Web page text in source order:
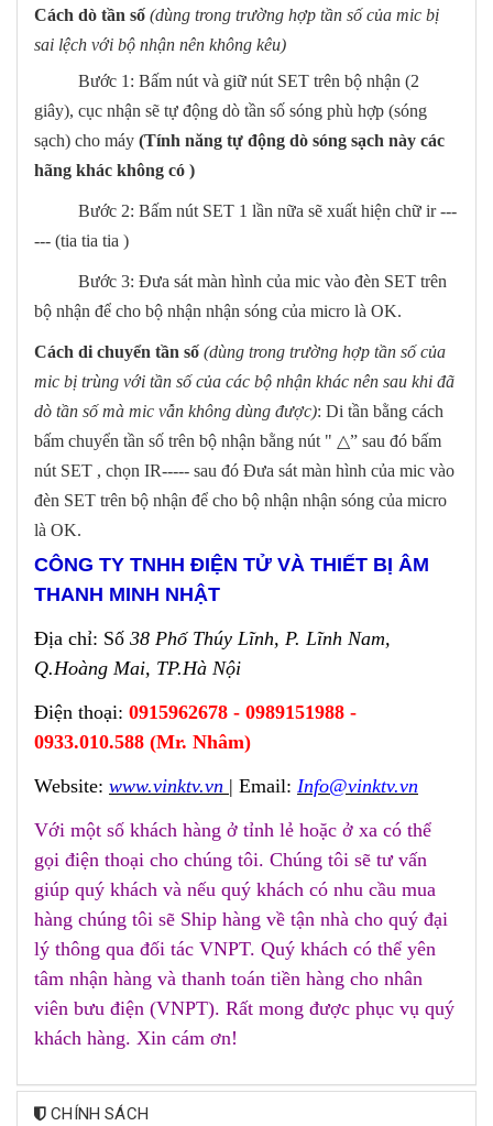
Cách dò tần số (dùng trong trường hợp tần số của mic bị
sai lệch với bộ nhận nên không kêu)
Bước 1: Bấm nút và giữ nút SET trên bộ nhận (2
giây), cục nhận sẽ tự động dò tần số sóng phù hợp (sóng
sạch) cho máy (Tính năng tự động dò sóng sạch này các
hãng khác không có )
Bước 2: Bấm nút SET 1 lần nữa sẽ xuất hiện chữ ir ---
--- (tia tia tia )
Bước 3: Đưa sát màn hình của mic vào đèn SET trên
bộ nhận để cho bộ nhận nhận sóng của micro là OK.
Cách di chuyển tần số (dùng trong trường hợp tần số của
mic bị trùng với tần số của các bộ nhận khác nên sau khi đã
dò tần số mà mic vẫn không dùng được): Di tần bằng cách
bấm chuyển tần số trên bộ nhận bằng nút " △” sau đó bấm
nút SET , chọn IR----- sau đó Đưa sát màn hình của mic vào
đèn SET trên bộ nhận để cho bộ nhận nhận sóng của micro
là OK.
CÔNG TY TNHH ĐIỆN TỬ VÀ THIẾT BỊ ÂM
THANH MINH NHẬT
Địa chỉ: Số 38 Phố Thúy Lĩnh, P. Lĩnh Nam,
Q.Hoàng Mai, TP.Hà Nội
Điện thoại: 0915962678 - 0989151988 -
0933.010.588 (Mr. Nhâm)
Website: www.vinktv.vn | Email: Info@vinktv.vn
Với một số khách hàng ở tỉnh lẻ hoặc ở xa có thể
gọi điện thoại cho chúng tôi. Chúng tôi sẽ tư vấn
giúp quý khách và nếu quý khách có nhu cầu mua
hàng chúng tôi sẽ Ship hàng về tận nhà cho quý đại
lý thông qua đối tác VNPT. Quý khách có thể yên
tâm nhận hàng và thanh toán tiền hàng cho nhân
viên bưu điện (VNPT). Rất mong được phục vụ quý
khách hàng. Xin cám ơn!
CHÍNH SÁCH